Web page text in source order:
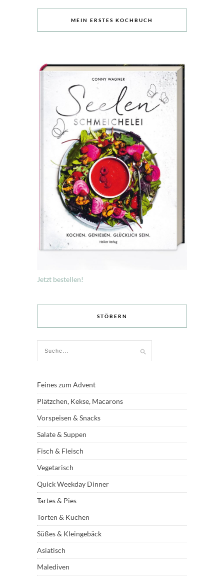
MEIN ERSTES KOCHBUCH
Jetzt bestellen!
STÖBERN
Feines zum Advent
Plätzchen, Kekse, Macarons
Vorspeisen & Snacks
Salate & Suppen
Fisch & Fleisch
Vegetarisch
Quick Weekday Dinner
Tartes & Pies
Torten & Kuchen
Süßes & Kleingebäck
Asiatisch
Malediven